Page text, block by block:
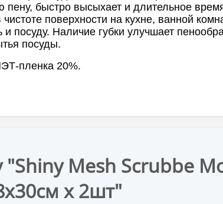
пену, быстро высыхает и длительное
поверхности на кухне, ванной
посуду. Наличие губки улучшает
посуды.
пленка 20%.
Mesh Scrubbe
х 2шт"